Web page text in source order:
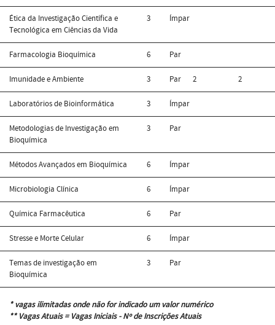
Ética da Investigação Científica e
Tecnológica em Ciências da Vida
3 Ímpar
Farmacologia Bioquímica 6 Par
Imunidade e Ambiente 3 Par 2 2
Laboratórios de Bioinformática 3 Ímpar
Metodologias de Investigação em
Bioquímica
3 Par
Métodos Avançados em Bioquímica 6 Ímpar
Microbiologia Clínica 6 Ímpar
Química Farmacêutica 6 Par
Stresse e Morte Celular 6 Ímpar
Temas de investigação em
Bioquímica
3 Par
* vagas ilimitadas onde não for indicado um valor numérico
** Vagas Atuais = Vagas Iniciais - Nº de Inscrições Atuais